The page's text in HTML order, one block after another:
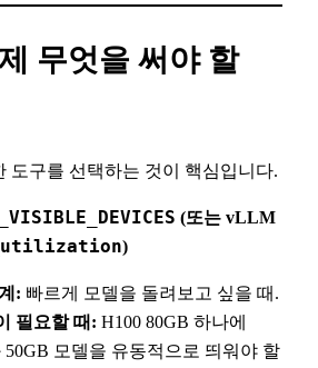
무엇을 써야 할
도구를 선택하는 것이 핵심입니다.
(또는 vLLM
)
: 빠르게 모델을 돌려보고 싶을 때.
필요할 때: H100 80GB 하나에
50GB 모델을 유동적으로 띄워야 할